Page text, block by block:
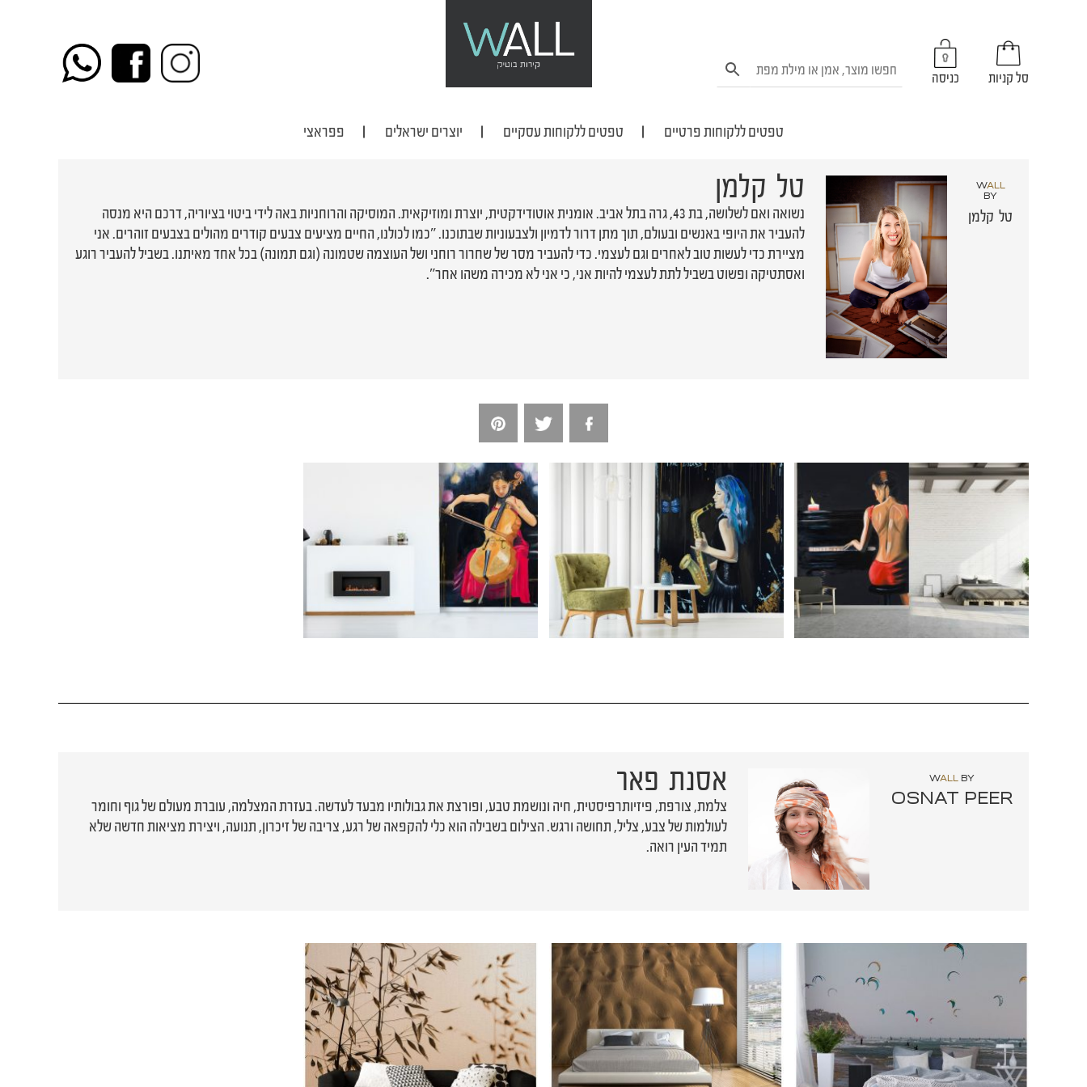
סל קניות כניסה
טפטים ללקוחות פרטיים טפטים ללקוחות עסקיים יוצרים ישראלים פפראצי
WALL
BY
טל קלמן
טל קלמן
נשואה ואם לשלושה, בת 43, גרה בתל אביב. אומנית אוטודידקטית, יוצרת ומוזיקאית. המוסיקה והרוחניות באה לידי ביטוי בציוריה, דרכם היא מנסה
להעביר את היופי באנשים ובעולם, תוך מתן דרור לדמיון ולצבעוניות שבתוכנו. ״כמו לכולנו, החיים מציעים צבעים קודרים מהולים בצבעים זוהרים. אני
מציירת כדי לעשות טוב לאחרים וגם לעצמי. כדי להעביר מסר של שחרור רוחני ושל העוצמה שטמונה (וגם תמונה) בכל אחד מאיתנו. בשביל להעביר רוגע
ואסתטיקה ופשוט בשביל לתת לעצמי להיות אני, כי אני לא מכירה משהו אחר״.
WALLBY
OSNAT PEER אסנת פאר
צלמת, צורפת, פיזיותרפיסטית, חיה ונושמת טבע, ופורצת את גבולותיו מבעד לעדשה. בעזרת המצלמה, עוברת מעולם של גוף וחומר
לעולמות של צבע, צליל, תחושה ורגש. הצילום בשבילה הוא כלי להקפאה של רגע, צריבה של זיכרון, תנועה, ויצירת מציאות חדשה שלא
תמיד העין רואה.